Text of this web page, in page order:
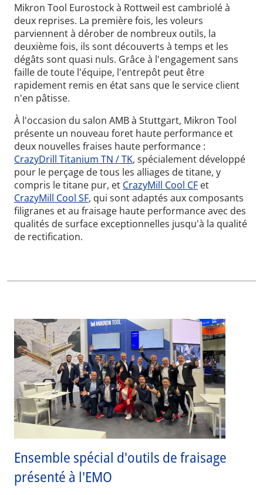
Mikron Tool Eurostock à Rottweil est cambriolé à
deux reprises. La première fois, les voleurs
parviennent à dérober de nombreux outils, la
deuxième fois, ils sont découverts à temps et les
dégâts sont quasi nuls. Grâce à l'engagement sans
faille de toute l'équipe, l'entrepôt peut être
rapidement remis en état sans que le service client
n'en pâtisse.
À l'occasion du salon AMB à Stuttgart, Mikron Tool
présente un nouveau foret haute performance et
deux nouvelles fraises haute performance :
CrazyDrill Titanium TN / TK, spécialement développé
pour le perçage de tous les alliages de titane, y
compris le titane pur, et CrazyMill Cool CF et
CrazyMill Cool SF, qui sont adaptés aux composants
filigranes et au fraisage haute performance avec des
qualités de surface exceptionnelles jusqu'à la qualité
de rectification.
Ensemble spécial d'outils de fraisage
présenté à l'EMO